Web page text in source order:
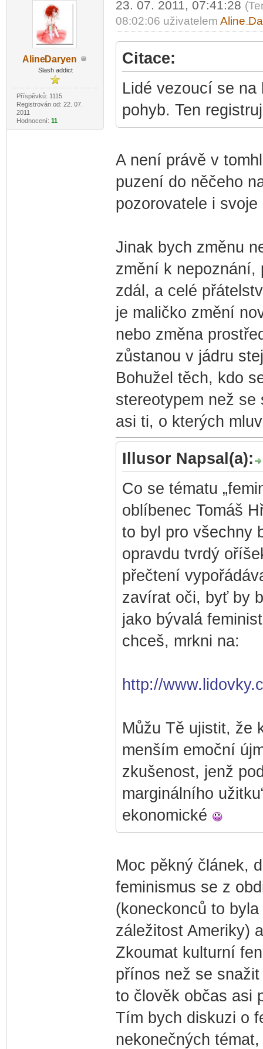
AlineDaryen
Slash addict
Příspěvků: 1115
Registrován od: 22. 07.
2011
Hodnocení: 11
23. 07. 2011, 07:41:28
08:02:06 uživatelem Aline
Citace:
Lidé vezoucí se na
pohyb. Ten
A není právě v
puzení do něčeho
pozorovatele i svoje
Jinak bych změnu
změní k nepoznání,
zdál, a celé
je maličko změní
nebo změna
zůstanou v jádru
Bohužel těch, kdo
stereotypem než
asi ti, o kterých
Illusor Napsal(a):
Co se tématu
oblíbenec Tomáš
to byl pro všechny
opravdu tvrdý
přečtení
zavírat oči, byť by
jako bývalá
chceš, mrkni na:
http://
Můžu Tě ujistit, že
menším emoční
zkušenost, jenž
marginálního
ekonomické
Moc pěkný článek,
feminismus se z
(koneckonců to
záležitost Ameriky)
Zkoumat kulturní
přínos než se
to člověk občas asi
Tím bych diskuzi o
nekonečných